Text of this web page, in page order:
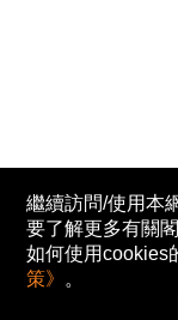
繼續訪問/使用本
要了解更多有關
如何使用cookies
策》 。